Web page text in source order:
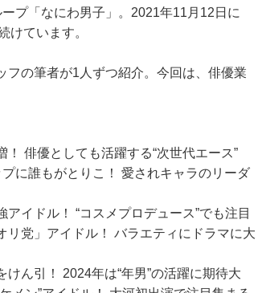
プ「なにわ男子」。2021年11月12日に
けています。
フの筆者が1人ずつ紹介。今回は、俳優業
俳優としても活躍する“次世代エース”
に誰もがとりこ！ 愛されキャラのリーダ
イドル！ “コスメプロデュース”でも注目
リ党」アイドル！ バラエティにドラマに大
ん引！ 2024年は“年男”の活躍に期待大